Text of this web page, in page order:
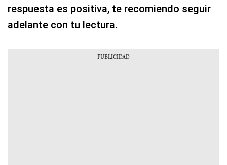
respuesta es positiva, te recomiendo seguir
adelante con tu lectura.